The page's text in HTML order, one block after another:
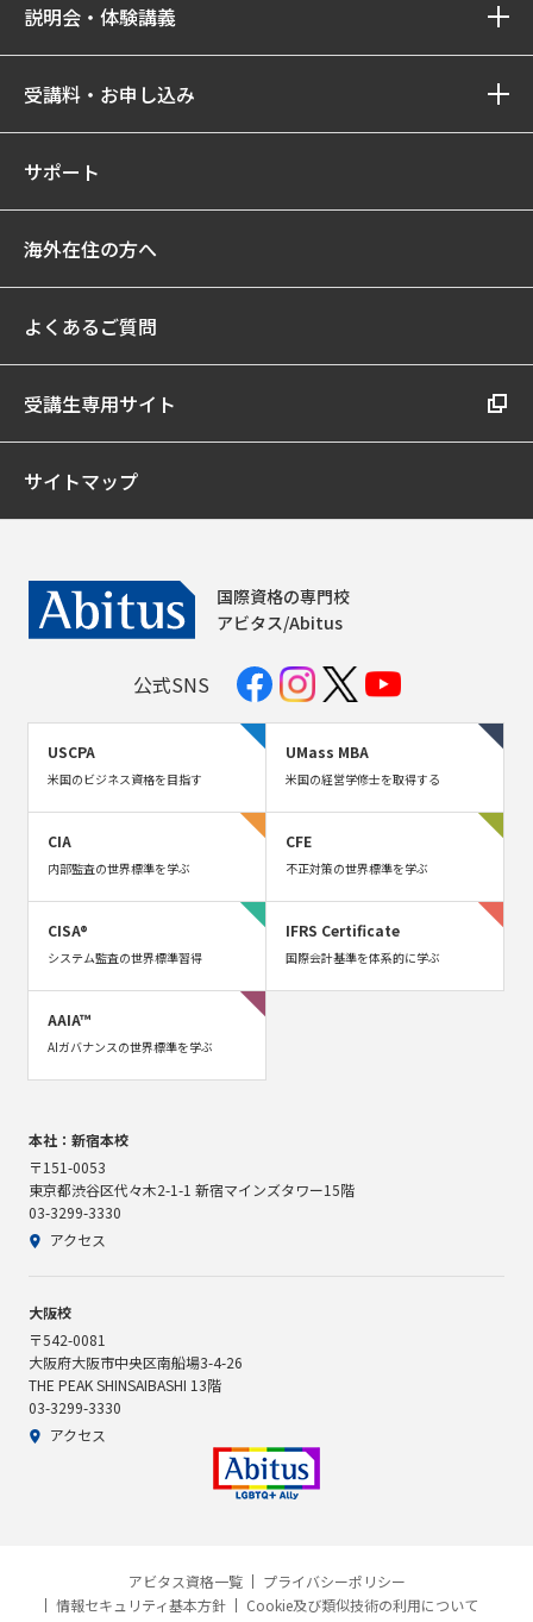
説明会・体験講義
受講料・お申し込み
サポート
海外在住の方へ
よくあるご質問
受講生専用サイト
サイトマップ
国際資格の専門校
アビタス/Abitus
公式SNS
USCPA
米国のビジネス資格を目指す
UMass MBA
米国の経営学修士を取得する
CIA
内部監査の世界標準を学ぶ
CFE
不正対策の世界標準を学ぶ
CISA®
システム監査の世界標準習得
IFRS Certificate
国際会計基準を体系的に学ぶ
AAIA™
AIガバナンスの世界標準を学ぶ
本社：新宿本校
〒151-0053
東京都渋谷区代々木2-1-1 新宿マインズタワー15階
03-3299-3330
アクセス
大阪校
〒542-0081
大阪府大阪市中央区南船場3-4-26
THE PEAK SHINSAIBASHI 13階
03-3299-3330
アクセス
アビタス資格一覧
プライバシーポリシー
情報セキュリティ基本方針
Cookie及び類似技術の利用について